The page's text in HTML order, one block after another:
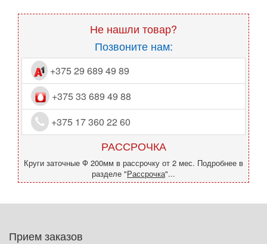
Не нашли товар?
Позвоните нам:
+375 29 689 49 89
+375 33 689 49 88
+375 17 360 22 60
РАССРОЧКА
Круги заточные Ф 200мм в рассрочку от 2 мес. Подробнее в
разделе "Рассрочка"...
Прием заказов